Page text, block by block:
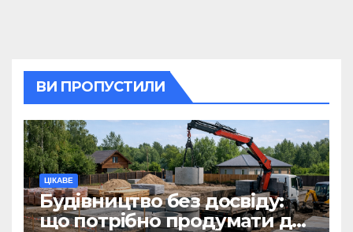
ВИ ПРОПУСТИЛИ
ЦІКАВЕ
Будівництво без досвіду:
що потрібно продумати до